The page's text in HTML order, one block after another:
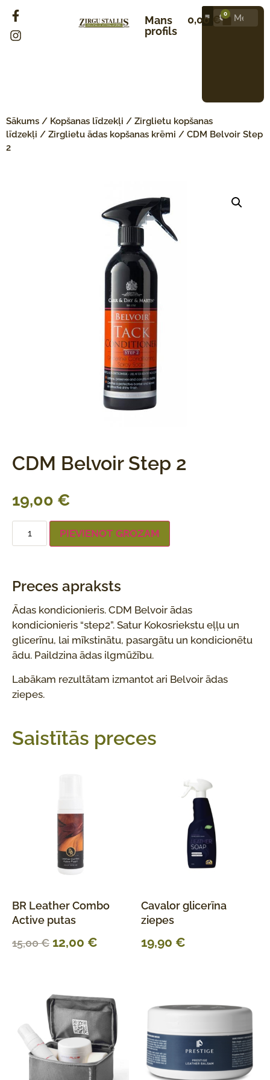
Mans
profils
0,00 € 0
Sākums / Kopšanas līdzekļi / Zirglietu kopšanas
līdzekļi / Zirglietu ādas kopšanas krēmi / CDM Belvoir Step
2
CDM Belvoir Step 2
19,00 €
PIEVIENOT GROZAM
Preces apraksts
Ādas kondicionieris. CDM Belvoir ādas
kondicionieris “step2”. Satur Kokosriekstu eļļu un
glicerīnu, lai mīkstinātu, pasargātu un kondicionētu
ādu. Paildzina ādas ilgmūžību.
Labākam rezultātam izmantot ari Belvoir ādas
ziepes.
Saistītās preces
BR Leather Combo
Active putas
15,00€ 12,00 €
Cavalor glicerīna
ziepes
19,90 €